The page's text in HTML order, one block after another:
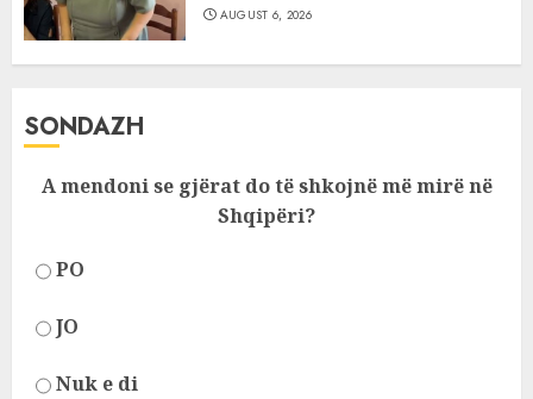
AUGUST 6, 2026
SONDAZH
A mendoni se gjërat do të shkojnë më mirë në
Shqipëri?
PO
JO
Nuk e di